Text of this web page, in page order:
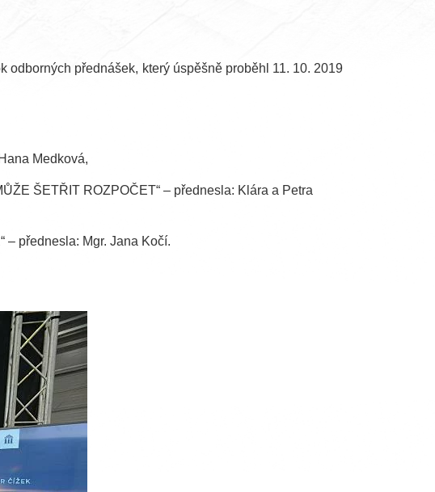
přednášek, který úspěšně proběhl 11. 10. 2019
Medková,
ŠETŘIT ROZPOČET“ – přednesla: Klára a Petra
– přednesla: Mgr. Jana Kočí.